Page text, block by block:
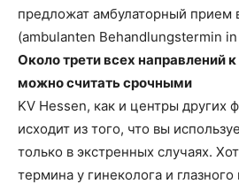
предложат амбулаторный прием
(ambulanten Behandlungstermin
Около трети всех направлений
можно считать срочными
KV Hessen, как и центры других
исходит из того, что вы
только в экстренных случаях.
термина у гинеколога и